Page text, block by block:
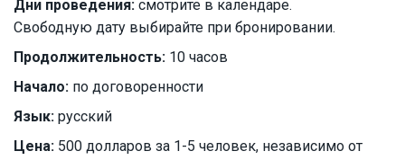
Дни проведения: смотрите в календаре.
Свободную дату выбирайте при бронировании.
Продолжительность: 10 часов
Начало: по договоренности
Язык: русский
Цена: 500 долларов за 1-5 человек, независимо от